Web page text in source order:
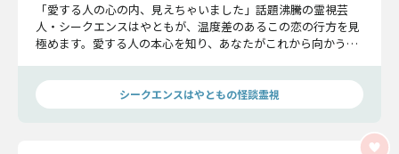
「愛する人の心の内、見えちゃいました」話題沸騰の霊視芸
人・シークエンスはやともが、温度差のあるこの恋の行方を見
極めます。愛する人の本心を知り、あなたがこれから向かうべ
シークエンスはやともの怪談霊視